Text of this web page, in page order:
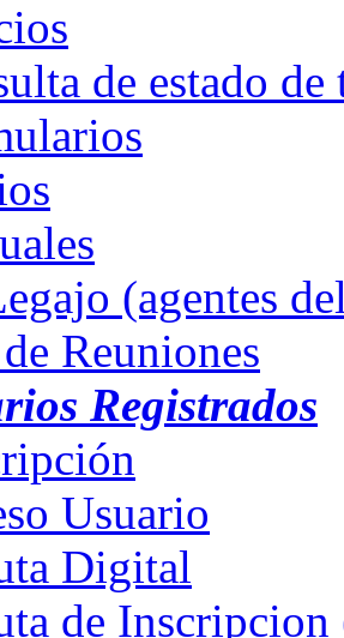
de estado de
(agentes
Reuniones
Registrados
Usuario
Digital
de Inscripcion